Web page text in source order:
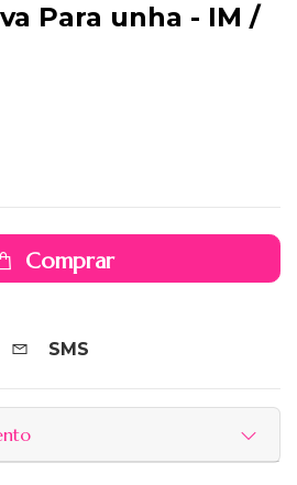
Para unha - IM /
Comprar
SMS